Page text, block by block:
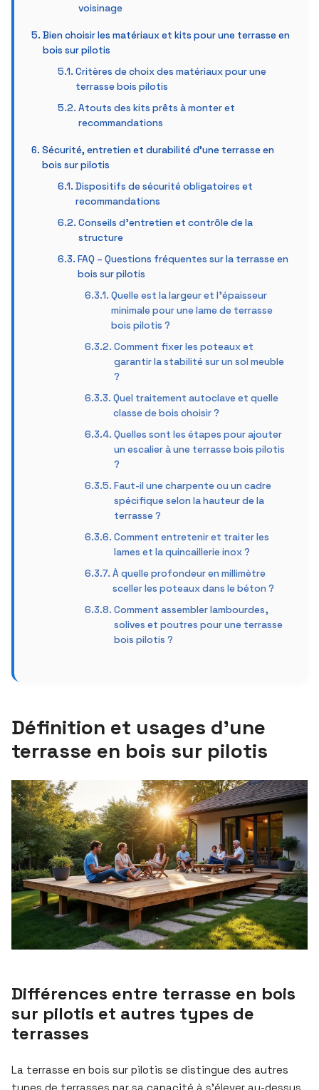
voisinage
Bien choisir les matériaux et kits pour une terrasse en
bois sur pilotis
Critères de choix des matériaux pour une
terrasse bois pilotis
Atouts des kits prêts à monter et
recommandations
Sécurité, entretien et durabilité d’une terrasse en
bois sur pilotis
Dispositifs de sécurité obligatoires et
recommandations
Conseils d’entretien et contrôle de la
structure
FAQ – Questions fréquentes sur la terrasse en
bois sur pilotis
Quelle est la largeur et l’épaisseur
minimale pour une lame de terrasse
bois pilotis ?
Comment fixer les poteaux et
garantir la stabilité sur un sol meuble
?
Quel traitement autoclave et quelle
classe de bois choisir ?
Quelles sont les étapes pour ajouter
un escalier à une terrasse bois pilotis
?
Faut-il une charpente ou un cadre
spécifique selon la hauteur de la
terrasse ?
Comment entretenir et traiter les
lames et la quincaillerie inox ?
À quelle profondeur en millimètre
sceller les poteaux dans le béton ?
Comment assembler lambourdes,
solives et poutres pour une terrasse
bois pilotis ?
Définition et usages d’une
terrasse en bois sur pilotis
Différences entre terrasse en bois
sur pilotis et autres types de
terrasses
La terrasse en bois sur pilotis se distingue des autres